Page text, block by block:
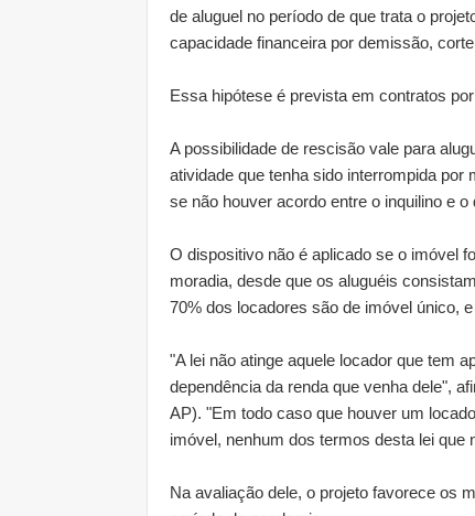
de aluguel no período de que trata o
capacidade financeira por demissão,
Essa hipótese é prevista em contratos
A possibilidade de rescisão vale para
atividade que tenha sido interrompida
se não houver acordo entre o inquilino e o
O dispositivo não é aplicado se o imóvel
moradia, desde que os aluguéis
70% dos locadores são de imóvel único,
"A lei não atinge aquele locador que tem
dependência da renda que venha dele",
AP). "Em todo caso que houver um
imóvel, nenhum dos termos desta lei
Na avaliação dele, o projeto favorece os